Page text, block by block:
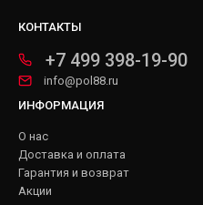
КОНТАКТЫ
+7 499 398-19-90
info@pol88.ru
ИНФОРМАЦИЯ
О нас
Доставка и оплата
Гарантия и возврат
Акции